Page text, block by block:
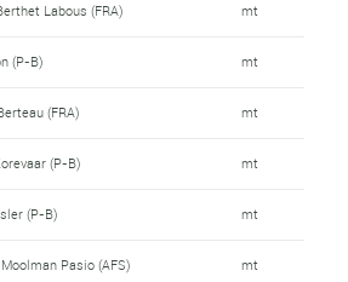
Labous (FRA) mt
(P-B) mt
(FRA) mt
(P-B) mt
(P-B) mt
Pasio (AFS) mt